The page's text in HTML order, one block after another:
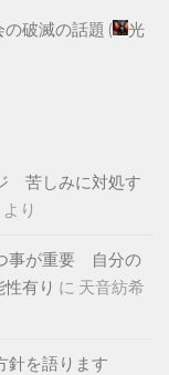
破滅の話題 (
光
苦しみに対処す
より
事が重要 自分の
有り に 天音紡希
針を語ります